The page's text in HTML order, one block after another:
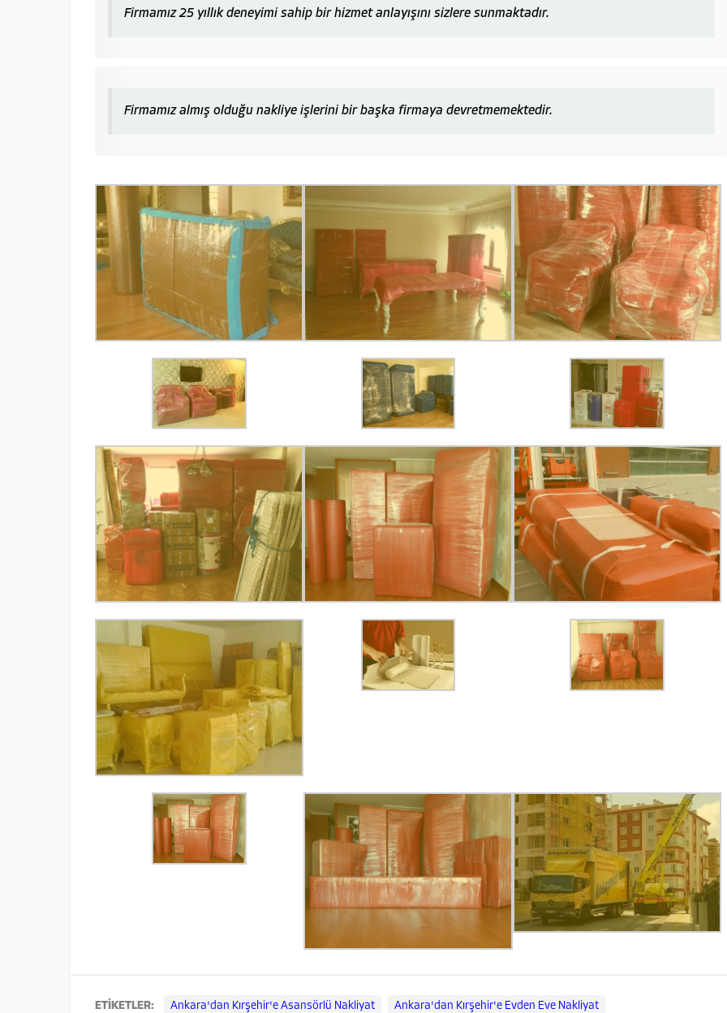
Firmamız 25 yıllık deneyimi sahip bir hizmet anlayışını sizlere sunmaktadır.
Firmamız almış olduğu nakliye işlerini bir başka firmaya devretmemektedir.
ETİKETLER: Ankara'dan Kırşehir'e Asansörlü Nakliyat Ankara'dan Kırşehir'e Evden Eve Nakliyat